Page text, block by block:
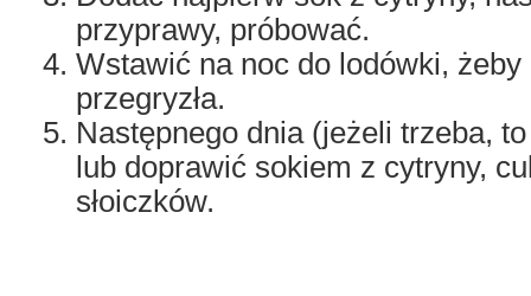
przyprawy, próbować.
Wstawić na noc do lodówki, żeby
przegryzła.
Następnego dnia (jeżeli trzeba,
lub doprawić sokiem z cytryny,
słoiczków.